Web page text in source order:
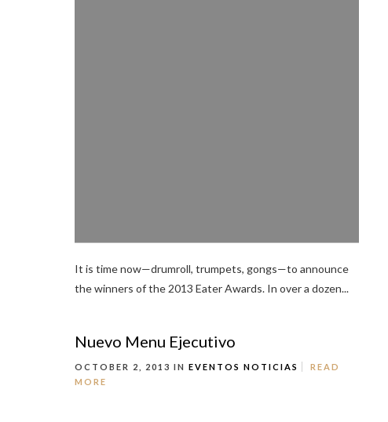
It is time now—drumroll, trumpets, gongs—to announce
the winners of the 2013 Eater Awards. In over a dozen...
Nuevo Menu Ejecutivo
OCTOBER 2, 2013 IN EVENTOS NOTICIAS
READ
MORE